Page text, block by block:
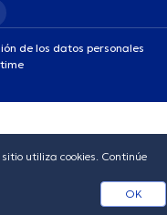
de los datos personales
utiliza cookies. Continúe
OK